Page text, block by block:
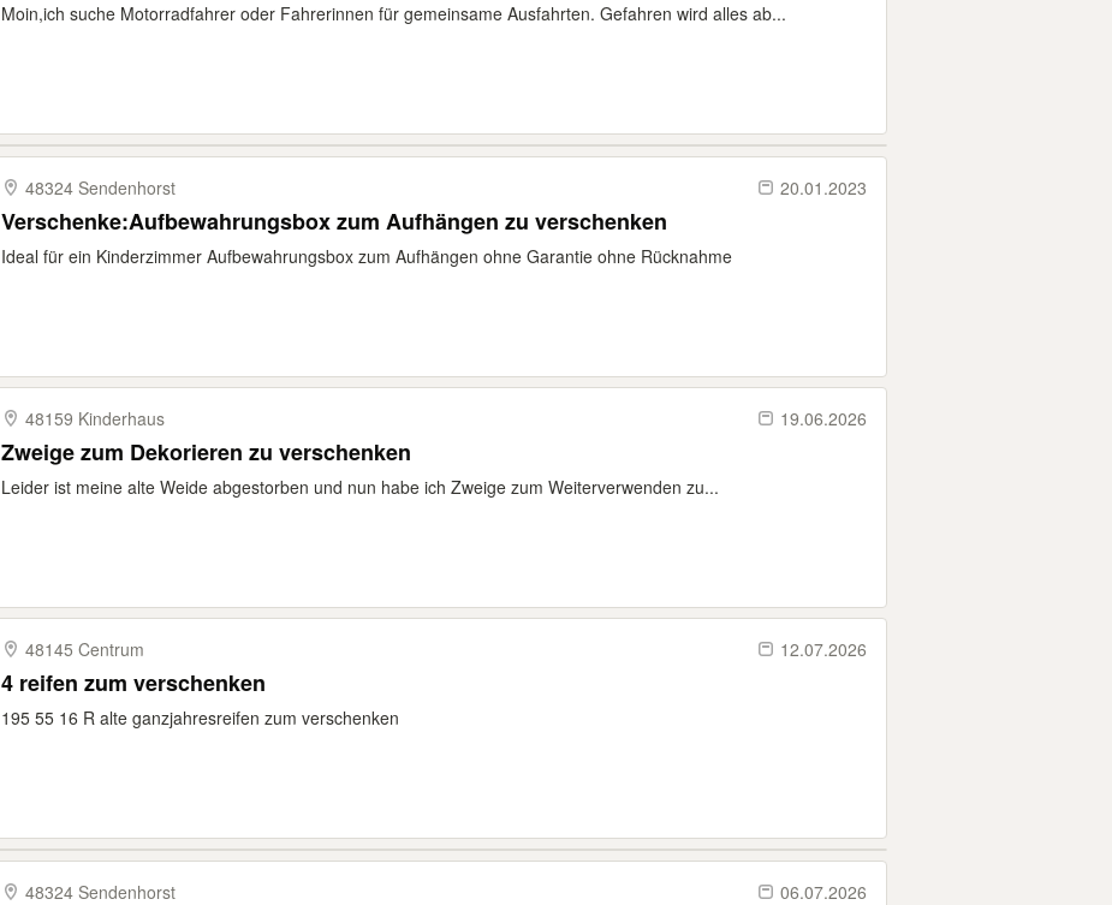
Moin,ich suche Motorradfahrer oder Fahrerinnen für gemeinsame Ausfahrten. Gefahren wird alles ab...
48324 Sendenhorst 20.01.2023
Verschenke:Aufbewahrungsbox zum Aufhängen zu verschenken
Ideal für ein Kinderzimmer Aufbewahrungsbox zum Aufhängen ohne Garantie ohne Rücknahme
48159 Kinderhaus 19.06.2026
Zweige zum Dekorieren zu verschenken
Leider ist meine alte Weide abgestorben und nun habe ich Zweige zum Weiterverwenden zu...
48145 Centrum 12.07.2026
4 reifen zum verschenken
195 55 16 R alte ganzjahresreifen zum verschenken
48324 Sendenhorst 06.07.2026